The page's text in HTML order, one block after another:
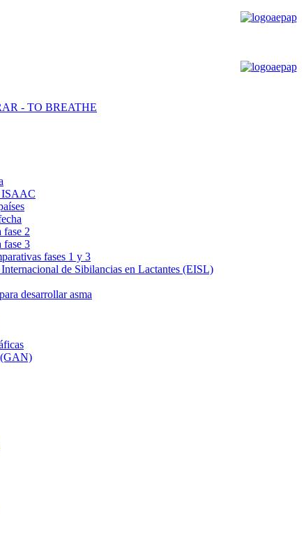
ISAAC
fase 2
fase 3
fases 1 y 3
de Sibilancias en Lactantes (EISL)
desarrollar asma